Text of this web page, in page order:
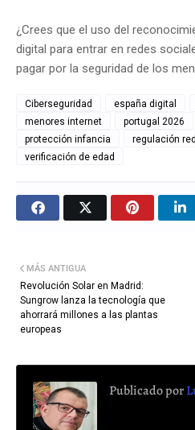
¿Crees que el uso del
digital para entrar en redes
pagar por la seguridad de los
Ciberseguridad españa digital
menores internet
portugal 2026
protección infancia
regulación
verificación de edad
MÁS ANTIGUA
Revolución Solar en Madrid:
Sungrow lanza la tecnología que
ahorrará millones a las plantas
europeas
Publicado por